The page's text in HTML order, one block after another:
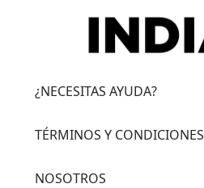
¿NECESITAS AYUDA?
TÉRMINOS Y CONDICIONES
NOSOTROS